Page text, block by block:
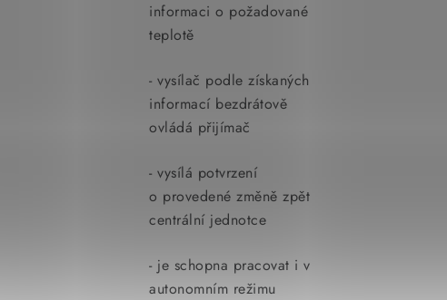
informaci o požadované
teplotě
- vysílač podle získaných
informací bezdrátově
ovládá přijímač
- vysílá potvrzení
o provedené změně zpět
centrální jednotce
- je schopna pracovat i v
autonomním režimu